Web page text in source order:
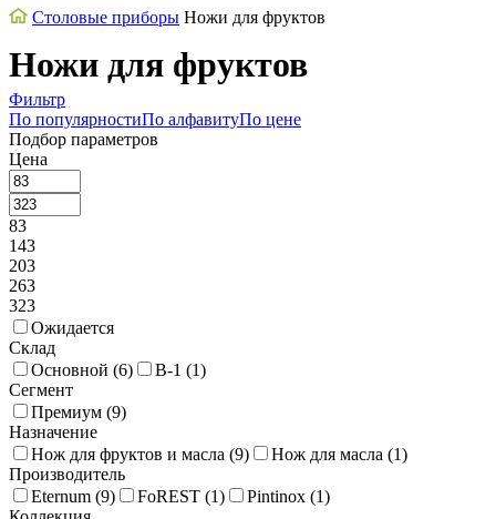
Cтоловые приборы Ножи для фруктов
Ножи для фруктов
Фильтр
По популярностиПо алфавитуПо цене
Подбор параметров
Цена
83
143
203
263
323
Ожидается
Склад
Основной (6) В-1 (1)
Сегмент
Премиум (9)
Назначение
Нож для фруктов и масла (9) Нож для масла (1)
Производитель
Eternum (9) FoREST (1) Pintinox (1)